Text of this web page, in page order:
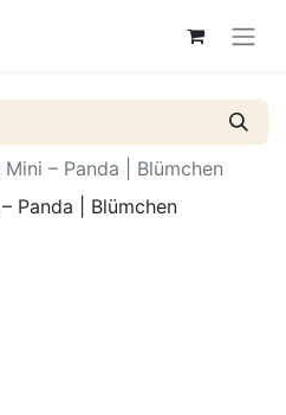
– Panda | Blümchen